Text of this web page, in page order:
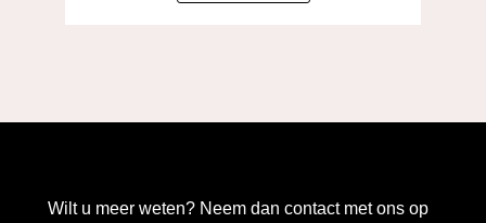
Wilt u meer weten? Neem dan contact met ons op